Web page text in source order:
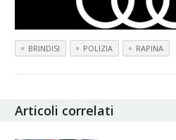
BRINDISI POLIZIA RAPINA
Articoli correlati